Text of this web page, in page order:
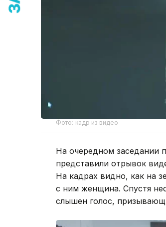
Фото: кадр из видео
На очередном заседании
представили отрывок
На кадрах видно, как на
с ним женщина. Спустя
слышен голос,